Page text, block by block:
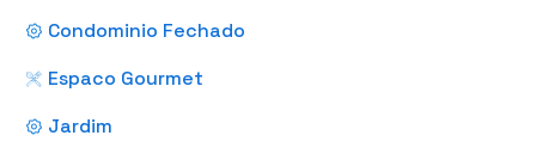
Condominio Fechado
Espaco Gourmet
Jardim